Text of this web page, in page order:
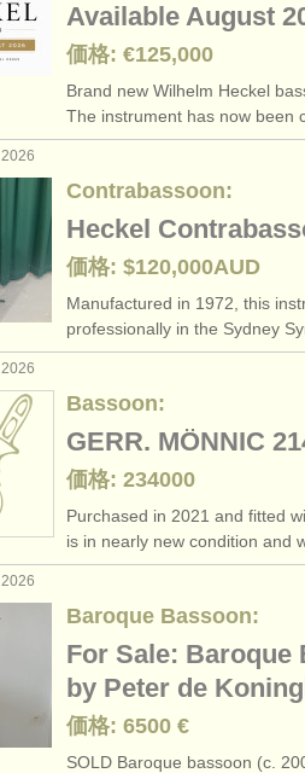
Available August
価格: €125,000
Brand new Wilhelm Heckel
The instrument has now been
Contrabassoon:
Heckel
価格: $120,000AUD
Manufactured in 1972, this
professionally in the Sydney
Bassoon:
GERR. MÖNNIC
価格: 234000
Purchased in 2021 and fitted
is in nearly new condition and
Baroque Bassoon:
For Sale: Baroque
by Peter de
価格: 6500 €
SOLD Baroque bassoon (c.